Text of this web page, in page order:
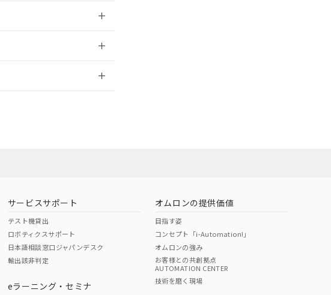
サービスサポート
テスト機貸出
ロボティクスサポート
日本語相談窓口ジャパンデスク
輸出該非判定
eラーニング・セミナ
オムロンの提供価値
目指す姿
コンセプト「i-Automation!」
オムロンの強み
お客様との共創拠点
AUTOMATION CENTER
技術を磨く現場